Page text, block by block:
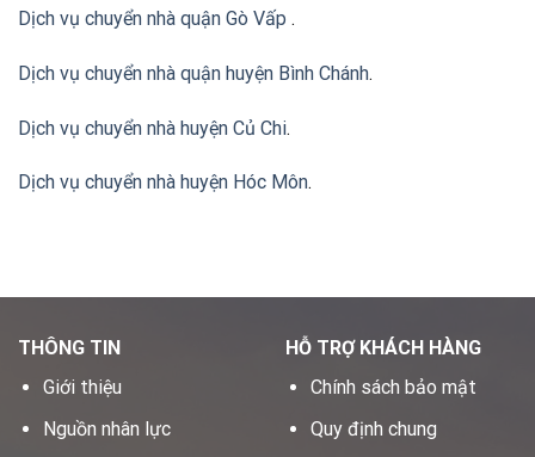
Dịch vụ chuyển nhà quận Gò Vấp .
Dịch vụ chuyển nhà quận huyện Bình Chánh.
Dịch vụ chuyển nhà huyện Củ Chi.
Dịch vụ chuyển nhà huyện Hóc Môn.
THÔNG TIN
Giới thiệu
Nguồn nhân lực
HỖ TRỢ KHÁCH HÀNG
Chính sách bảo mật
Quy định chung